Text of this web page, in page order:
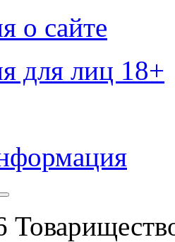
о сайте
для лиц 18+